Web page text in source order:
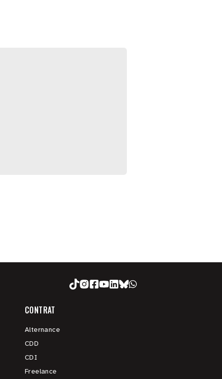
CONTRAT
Alternance
CDD
CDI
Freelance